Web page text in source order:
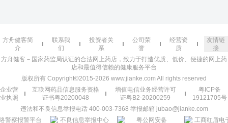
方舟健客简
介
联系我
们
投资者关
系
公司荣
誉
经营资
质
友情链
接
方舟健客－国家药监局认证的合法网上药店，致力于打造优质、低价、便捷的网上药
店和最值得信赖的健康服务平台
版权所有 Copyright©2015-2026 www.jianke.com All rights reserved
企业营
业执照
互联网药品信息服务资格
证书粤20200048
增值电信业务经营许可
证粤B2-20200259
粤ICP备
19121705号
违法和不良信息举报电话 400-003-7368 举报邮箱 jubao@jianke.com